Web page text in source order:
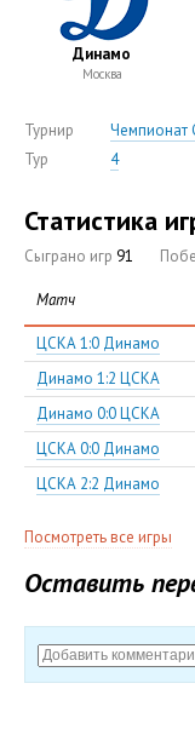
Динамо
Москва
Турнир
Чемпионат
Тур
4
Статистика
Сыграно игр 91
Матч
ЦСКА 1:0 Динамо
Динамо 1:2 ЦСКА
Динамо 0:0 ЦСКА
ЦСКА 0:0 Динамо
ЦСКА 2:2 Динамо
Посмотреть все игры
Оставить